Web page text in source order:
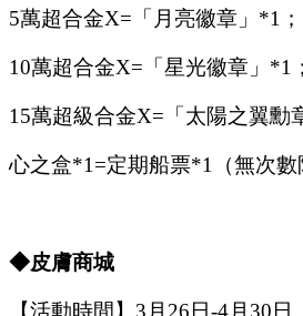
5萬超合金X=「月亮徽章」*1；
10萬超合金X=「星光徽章」*1
15萬超級合金X=「太陽之翼勳
心之盒*1=定期船票*1（無次數
◆皮膚商城